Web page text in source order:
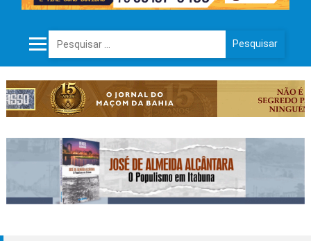
Pesquisar por: